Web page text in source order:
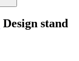
Design stand